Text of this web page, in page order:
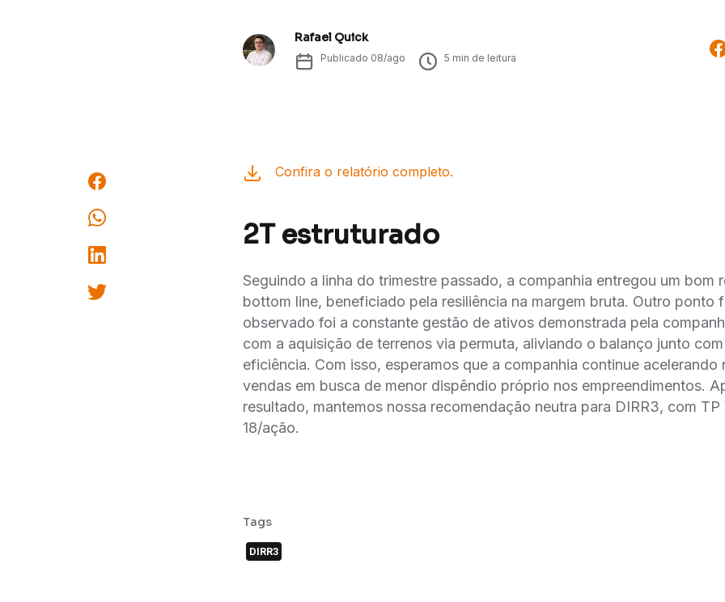
Rafael Quick
Publicado 08/ago 5 min de leitura
Confira o relatório completo.
2T estruturado
Seguindo a linha do trimestre passado, a companhia entregou um bom
bottom line, beneficiado pela resiliência na margem bruta. Outro ponto
observado foi a constante gestão de ativos demonstrada pela
com a aquisição de terrenos via permuta, aliviando o balanço junto
eficiência. Com isso, esperamos que a companhia continue acelerando
vendas em busca de menor dispêndio próprio nos empreendimentos.
resultado, mantemos nossa recomendação neutra para DIRR3, com TP
18/ação.
Tags
DIRR3